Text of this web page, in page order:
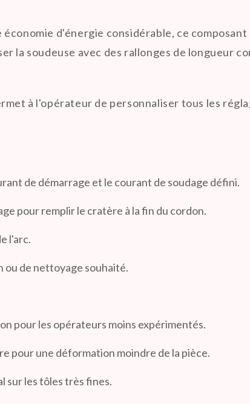
d'énergie considérable, ce
soudeuse avec des rallonges de longueur
à l'opérateur de personnaliser tous les
de démarrage et le courant de soudage défini.
pour remplir le cratère à la fin du cordon.
l'arc.
de nettoyage souhaité.
pour les opérateurs moins expérimentés.
pour une déformation moindre de la pièce.
sur les tôles très fines.